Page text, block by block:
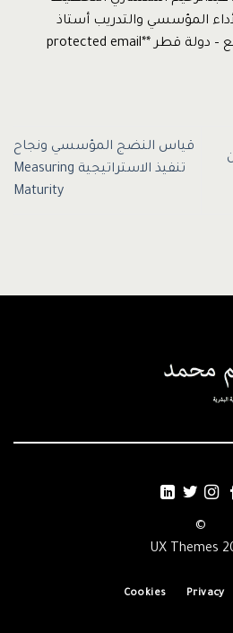
المؤسسي والتدريب أستاذ
مشارك – كلية المجتمع – دولة قطر *protected email*
قياس النضج المؤسسي ونجاح
تنفيذ الاستراتيجية Measuring
Maturity
©
Privacy
Cookies